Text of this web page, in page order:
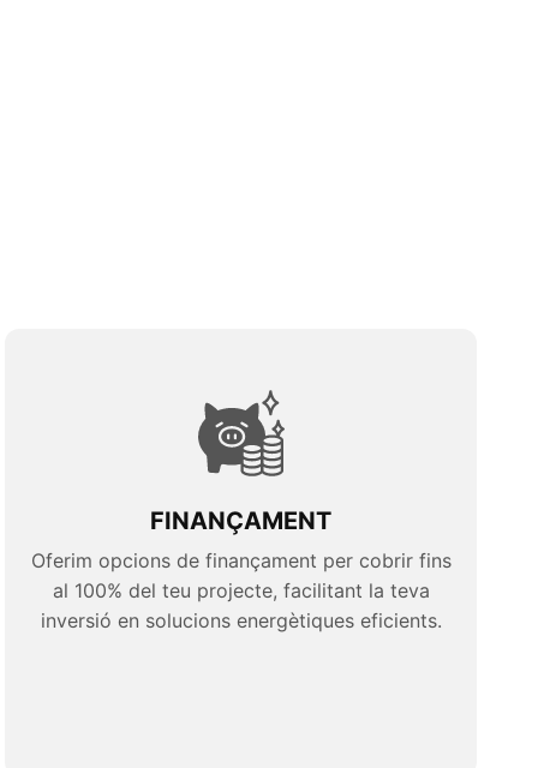
FINANÇAMENT
Oferim opcions de finançament per cobrir fins
al 100% del teu projecte, facilitant la teva
inversió en solucions energètiques eficients.